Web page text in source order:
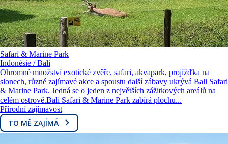
Safari & Marine Park
Indonésie / Bali
Ohromné množství exotické zvěře, safari, akvapark, projížďka na
slonech, různé zajímavé akce a spoustu další zábavy ukrývá Bali Safari
& Marine Park. Jedná se o jeden z největších zážitkových areálů na
celém ostrově.Bali Safari & Marine Park zabírá plochu...
Přírodní zajímavost
TO MĚ ZAJÍMÁ